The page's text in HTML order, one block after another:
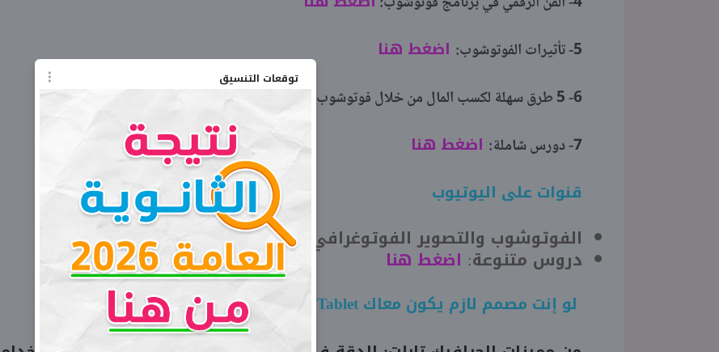
توقعات التنسيق
5- تأثيرات الفوتوشوب: اضغط هنا
6- 5 طرق سهلة لكسب المال من خلال فوتوشوب: اضعط هنا
7- دورس شاملة:
اضغط هنا
قنوات على اليوتيوب
الفوتوشوب والتصوير الفوتوغرافي: اضغط هنا
دروس متنوعة: اضغط هنا
لو إنت مصمم لازم يكون معاكGraphic Tablet